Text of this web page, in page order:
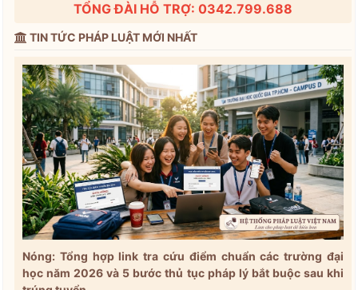
TỔNG ĐÀI HỖ TRỢ: 0342.799.688
TIN TỨC PHÁP LUẬT MỚI NHẤT
Nóng: Tổng hợp link tra cứu điểm chuẩn các trường đại
học năm 2026 và 5 bước thủ tục pháp lý bắt buộc sau khi